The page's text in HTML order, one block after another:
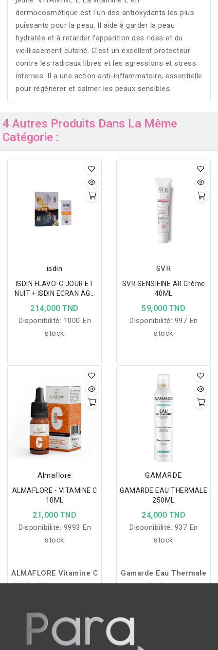
dermocosmétique est l'un des antioxydants les plus
puissants pour la peau. Il aide à garder la peau
hydratée et à retarder l'apparition des rides et du
vieillissement cutané. C'est un excellent protecteur
contre les radicaux libres et les agressions et stress
internes. Il a une action anti-inflammatoire, essentielle
pour régénérer et calmer les peaux sensibles.
4 Autres Produits Dans La Même
Catégorie :
isdin
ISDIN FLAVO-C JOUR ET
NUIT + ISDIN ECRAN AGE
REPAIR
214,000 TND
Disponibilité: 1000 En
stock
SVR
SVR SENSIFINE AR Crème
40ML
59,000 TND
Disponibilité: 997 En
stock
Almaflore
ALMAFLORE - VITAMINE C
10ML
21,000 TND
Disponibilité: 9993 En
stock
ALMAFLORE Vitamine C
10ml :Sérum concentré
tonifié et revitalisé.
GAMARDE
GAMARDE EAU THERMALE
250ML
24,000 TND
Disponibilité: 937 En
stock
Gamarde Eau Thermale
apaiselespeaux
peau
une